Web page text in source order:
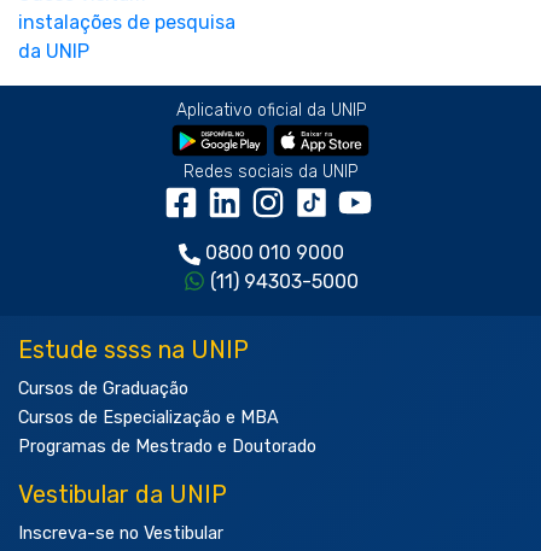
Aplicativo oficial da UNIP
Redes sociais da UNIP
0800 010 9000
(11) 94303-5000
Estude ssss na UNIP
Cursos de Graduação
Cursos de Especialização e MBA
Programas de Mestrado e Doutorado
Vestibular da UNIP
Inscreva-se no Vestibular